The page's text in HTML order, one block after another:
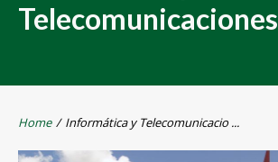
Telecomunicaciones
Home / Informática y Telecomunicacio ...